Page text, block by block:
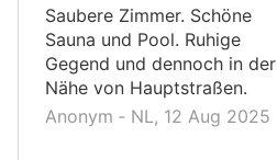
Saubere Zimmer. Schöne
Sauna und Pool. Ruhige
Gegend und dennoch in der
Nähe von Hauptstraßen.
Anonym ‐ NL, 12 Aug 2025